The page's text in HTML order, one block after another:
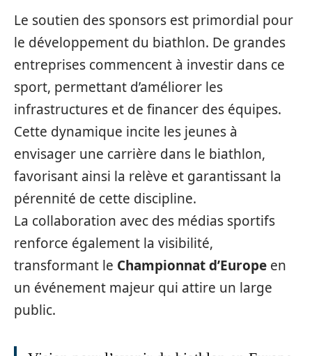
Le soutien des sponsors est primordial pour
le développement du biathlon. De grandes
entreprises commencent à investir dans ce
sport, permettant d’améliorer les
infrastructures et de financer des équipes.
Cette dynamique incite les jeunes à
envisager une carrière dans le biathlon,
favorisant ainsi la relève et garantissant la
pérennité de cette discipline.
La collaboration avec des médias sportifs
renforce également la visibilité,
transformant le Championnat d’Europe en
un événement majeur qui attire un large
public.